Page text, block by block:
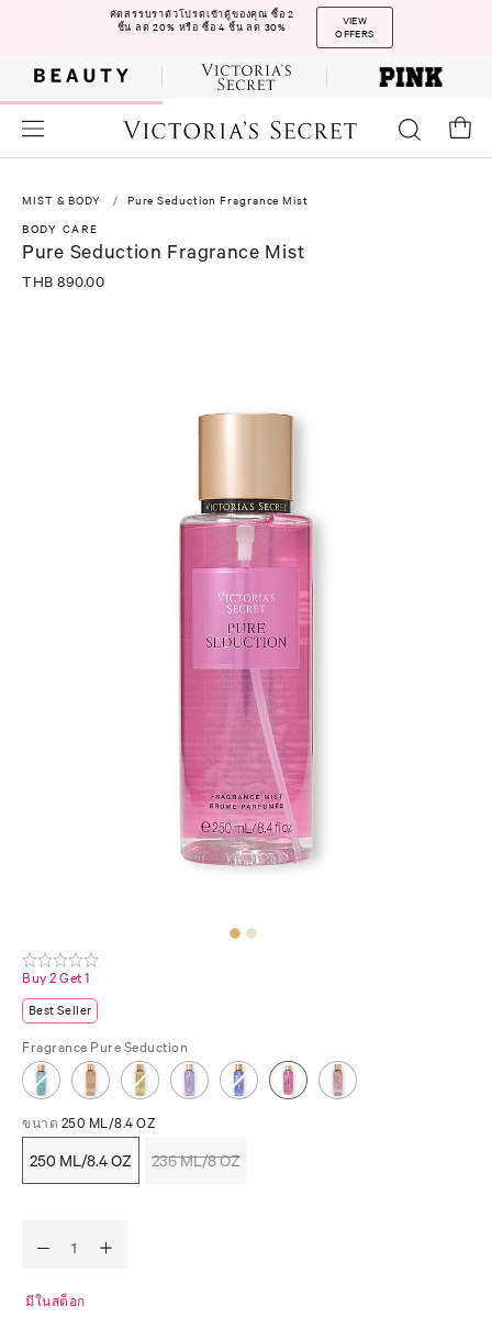
คัดสรรบราตัวโปรดเข้าตู้ของคุณ ซื้อ 2
ชิ้น ลด 20% หรือ ซื้อ 4 ชิ้น ลด 30%
VIEW
OFFERS
MIST & BODY
Pure Seduction Fragrance Mist
BODY CARE
Pure Seduction Fragrance Mist
THB 890.00
Buy 2 Get 1
Best Seller
Fragrance Pure Seduction
ขนาด 250 ML/8.4 OZ
250 ML/8.4 OZ 236 ML/8 OZ
มีในสต็อก